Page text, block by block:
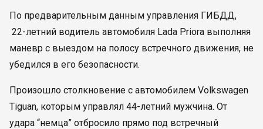
По предварительным данным управления ГИБДД,
22-летний водитель автомобиля Lada Priora выполняя
маневр с выездом на полосу встречного движения, не
убедился в его безопасности.
Произошло столкновение с автомобилем Volkswagen
Tiguan, которым управлял 44-летний мужчина. От
удара “немца” отбросило прямо под встречный